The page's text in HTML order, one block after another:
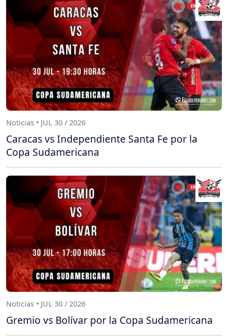
Noticias • JUL 30 / 2026
Caracas vs Independiente Santa Fe por la
Copa Sudamericana
Noticias • JUL 30 / 2026
Gremio vs Bolívar por la Copa Sudamericana